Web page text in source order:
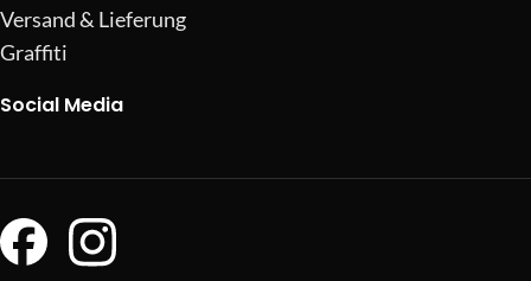
Versand & Lieferung
Graffiti
Social Media